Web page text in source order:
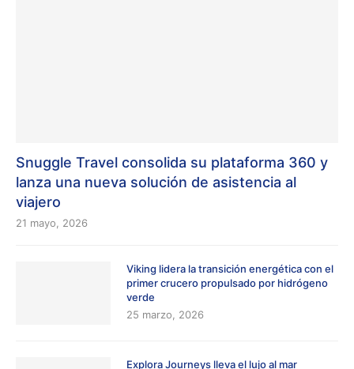
Snuggle Travel consolida su plataforma 360 y
lanza una nueva solución de asistencia al
viajero
21 mayo, 2026
Viking lidera la transición energética con el
primer crucero propulsado por hidrógeno
verde
25 marzo, 2026
Explora Journeys lleva el lujo al mar